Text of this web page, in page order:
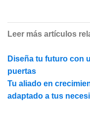
Leer más artículos
Diseña tu futuro con
puertas
Tu aliado en
adaptado a tus